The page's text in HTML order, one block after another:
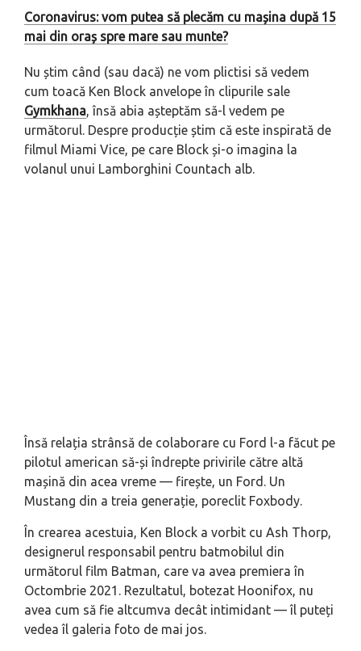
Coronavirus: vom putea să plecăm cu mașina după 15
mai din oraș spre mare sau munte?
Nu știm când (sau dacă) ne vom plictisi să vedem
cum toacă Ken Block anvelope în clipurile sale
Gymkhana, însă abia așteptăm să-l vedem pe
următorul. Despre producție știm că este inspirată de
filmul Miami Vice, pe care Block și-o imagina la
volanul unui Lamborghini Countach alb.
Însă relația strânsă de colaborare cu Ford l-a făcut pe
pilotul american să-și îndrepte privirile către altă
mașină din acea vreme — firește, un Ford. Un
Mustang din a treia generație, poreclit Foxbody.
În crearea acestuia, Ken Block a vorbit cu Ash Thorp,
designerul responsabil pentru batmobilul din
următorul film Batman, care va avea premiera în
Octombrie 2021. Rezultatul, botezat Hoonifox, nu
avea cum să fie altcumva decât intimidant — îl puteți
vedea îl galeria foto de mai jos.